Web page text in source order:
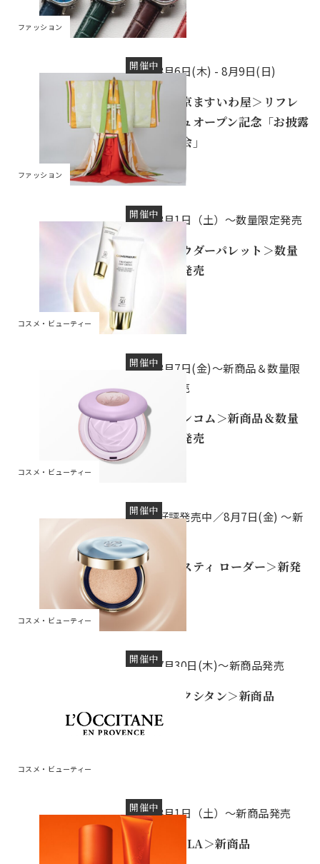
ファッション
開催中
ファッション
8月6日(木) -8月9日(日)
＜東京ますいわ屋＞リフレ
ッシュオープン記念「お披露
目の会」
開催中
コスメ・ビューティー
8月1日（土）～数量限定発売
＜パウダーパレット＞数量
限定発売
開催中
コスメ・ビューティー
8月7日(金)～新商品＆数量限
定発売
＜ランコム＞新商品＆数量
限定発売
開催中
コスメ・ビューティー
好評発売中／8月7日(金) ～新
＜エスティ ローダー＞新発
開催中
コスメ・ビューティー
7月30日(木)～新商品発売
＜ロクシタン＞新商品
開催中8月1日（土）～新商品発売
＜POLA＞新商品